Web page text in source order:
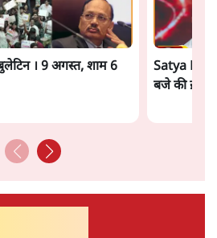
। 9 अगस्त, शाम 6
Satya
बजे की ख़बरें